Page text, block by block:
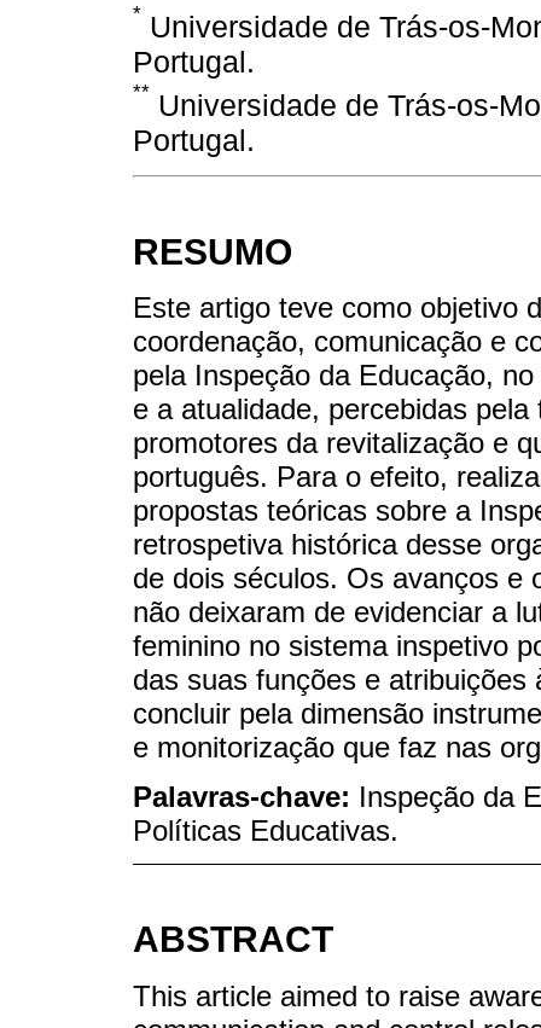
* Universidade de Trás-os-
Portugal.
** Universidade de Trás-os-
Portugal.
RESUMO
Este artigo teve como objetivo
coordenação, comunicação e
pela Inspeção da Educação,
e a atualidade, percebidas
promotores da revitalização e
português. Para o efeito,
propostas teóricas sobre a
retrospetiva histórica desse
de dois séculos. Os avanços e
não deixaram de evidenciar a
feminino no sistema inspetivo
das suas funções e
concluir pela dimensão
e monitorização que faz nas
Palavras-chave: Inspeção da
Políticas Educativas.
ABSTRACT
This article aimed to raise